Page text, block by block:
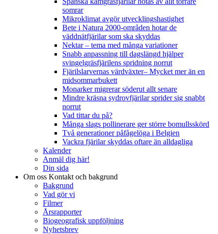
somrar
Mikroklimat avgör utvecklingshastighet
Bete i Natura 2000-områden hotar de
väddnätfjärilar som ska skyddas
Nektar – tema med många variationer
Snabb anpassning till dagslängd hjälper
svingelgräsfjärilens spridning norrut
Fjärilslarvernas värdväxter– Mycket mer än en
midsommarbukett
Monarker migrerar söderut allt senare
Mindre kräsna sydrovfjärilar sprider sig snabbt
norrut
Vad tittar du på?
Många slags pollinerare ger större bomullsskörd
Två generationer påfågelöga i Belgien
Vackra fjärilar skyddas oftare än alldagliga
Kalender
Anmäl dig här!
Din sida
Om oss Kontakt och bakgrund
Bakgrund
Vad gör vi
Filmer
Årsrapporter
Biogeografisk uppföljning
Nyhetsbrev